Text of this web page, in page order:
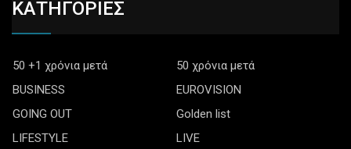
ΚΑΤΗΓΟΡΙΕΣ
50 +1 χρόνια μετά
50 χρόνια μετά
BUSINESS
EUROVISION
GOING OUT
Golden list
LIFESTYLE
LIVE